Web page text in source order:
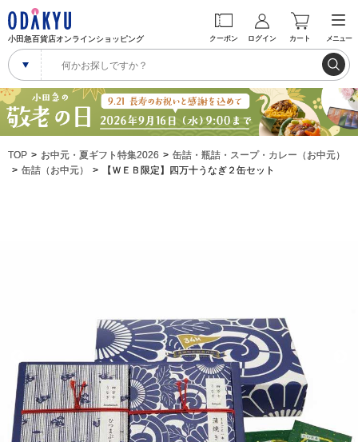
小田急百貨店オンラインショッピング クーポン ログイン カート メニュー
TOP お中元・夏ギフト特集2026
缶詰・瓶詰・スープ・カレー（お中元）
缶詰（お中元）
【ＷＥＢ限定】四万十うなぎ２缶セット